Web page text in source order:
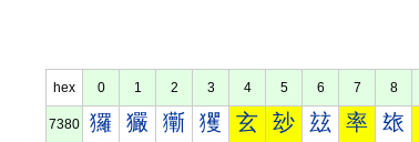
hex 0 1 2 3 4 5 6 7 8
7380 玀 玁 玂 玃 玄 玅 玆 率 玈